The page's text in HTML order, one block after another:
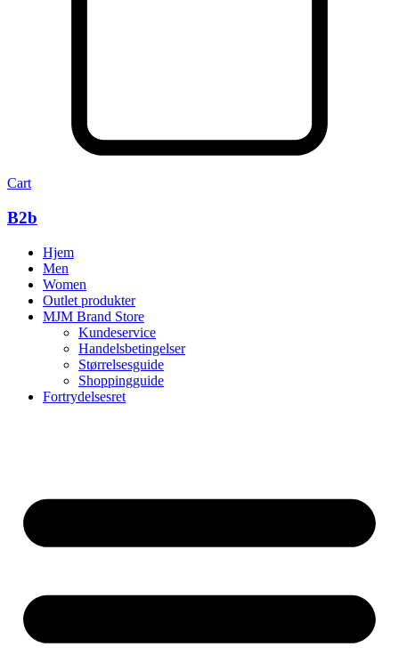
Cart
B2b
Hjem
Men
Women
Outlet produkter
MJM Brand Store
Kundeservice
Handelsbetingelser
Størrelsesguide
Shoppingguide
Fortrydelsesret